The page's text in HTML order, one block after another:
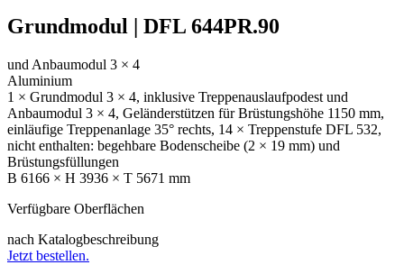
Grundmodul | DFL 644PR.90
und Anbaumodul 3 × 4
Aluminium
1 × Grundmodul 3 × 4, inklusive Treppenauslaufpodest und
Anbaumodul 3 × 4, Geländerstützen für Brüstungshöhe 1150 mm,
einläufige Treppenanlage 35° rechts, 14 × Treppenstufe DFL 532,
nicht enthalten: begehbare Bodenscheibe (2 × 19 mm) und
Brüstungsfüllungen
B 6166 × H 3936 × T 5671 mm
Verfügbare Oberflächen
nach Katalogbeschreibung
Jetzt bestellen.